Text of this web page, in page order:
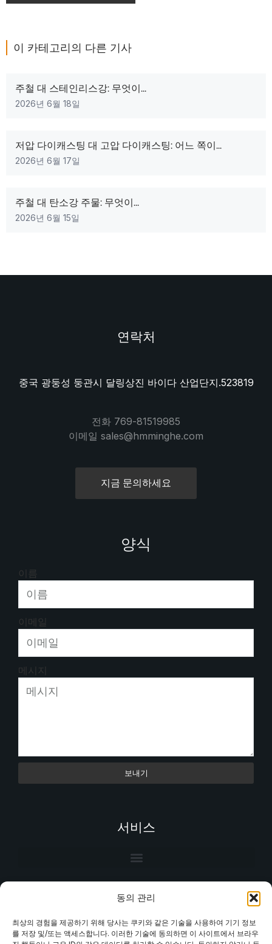
동의 관리
최상의 경험을 제공하기 위해 당사는 쿠키와 같은 기술을 사용하여 기기 정보
를 저장 및/또는 액세스합니다. 이러한 기술에 동의하면 이 사이트에서 브라우
이 카테고리의 다른 기사
주철 대 스테인리스강: 무엇이...
2026년 6월 18일
저압 다이캐스팅 대 고압 다이캐스팅: 어느 쪽이...
2026년 6월 17일
주철 대 탄소강 주물: 무엇이...
2026년 6월 15일
연락처
중국 광둥성 둥관시 달링상진 바이다 산업단지.523819
전화 769-81519985
이메일 sales@hmminghe.com
지금 문의하세요
양식
이름
이메일
메시지
보내기
서비스